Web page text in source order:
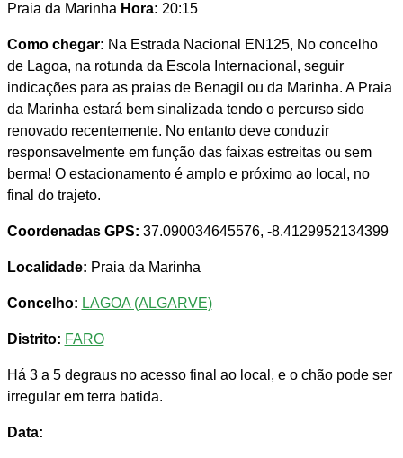
Praia da Marinha Hora: 20:15
Como chegar: Na Estrada Nacional EN125, No concelho
de Lagoa, na rotunda da Escola Internacional, seguir
indicações para as praias de Benagil ou da Marinha. A Praia
da Marinha estará bem sinalizada tendo o percurso sido
renovado recentemente. No entanto deve conduzir
responsavelmente em função das faixas estreitas ou sem
berma! O estacionamento é amplo e próximo ao local, no
final do trajeto.
Coordenadas GPS: 37.090034645576, -8.4129952134399
Localidade: Praia da Marinha
Concelho: LAGOA (ALGARVE)
Distrito: FARO
Há 3 a 5 degraus no acesso final ao local, e o chão pode ser
irregular em terra batida.
Data: